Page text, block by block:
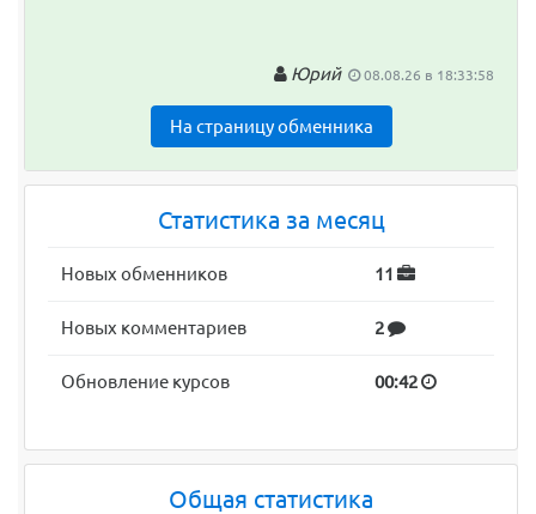
Юрий 08.08.26 в 18:33:58
На страницу обменника
Статистика за месяц
Новых обменников 11
Новых комментариев 2
Обновление курсов 00:42
Общая статистика